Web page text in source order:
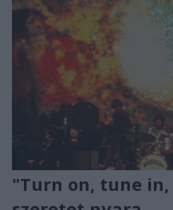
"Turn on, tune